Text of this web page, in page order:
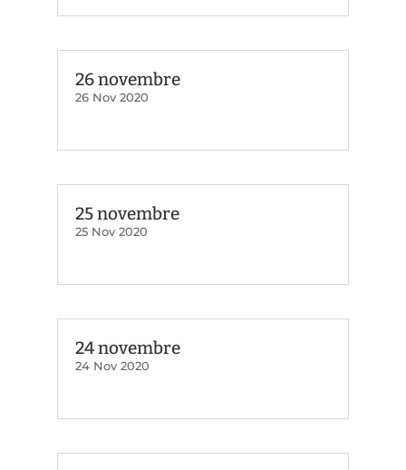
26 novembre
26 Nov 2020
25 novembre
25 Nov 2020
24 novembre
24 Nov 2020